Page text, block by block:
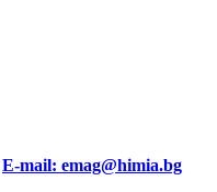
E-mail: emag@himia.bg